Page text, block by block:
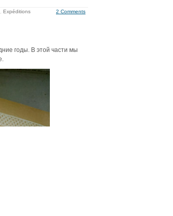
Expéditions 2 Comments
годы. В этой части мы